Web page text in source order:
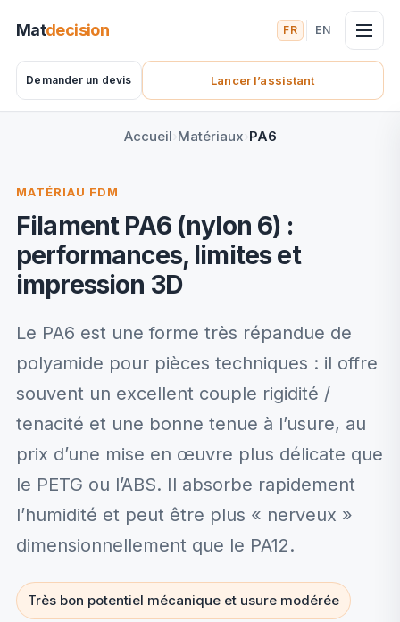
Matdecision FR EN
Demander un devis
(nouvel onglet) Lancer l’assistant
Accueil Matériaux PA6
MATÉRIAU FDM
Filament PA6 (nylon 6) :
performances, limites et
impression 3D
Le PA6 est une forme très répandue de
polyamide pour pièces techniques : il offre
souvent un excellent couple rigidité /
tenacité et une bonne tenue à l’usure, au
prix d’une mise en œuvre plus délicate que
le PETG ou l’ABS. Il absorbe rapidement
l’humidité et peut être plus « nerveux »
dimensionnellement que le PA12.
Très bon potentiel mécanique et usure modérée